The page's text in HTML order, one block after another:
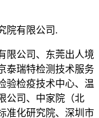
院有限公司.
限公司、东莞出人境
泰瑞特检测技术服务
验检疫技术中心、温
公司、中家院（北
准化研究院、深圳市